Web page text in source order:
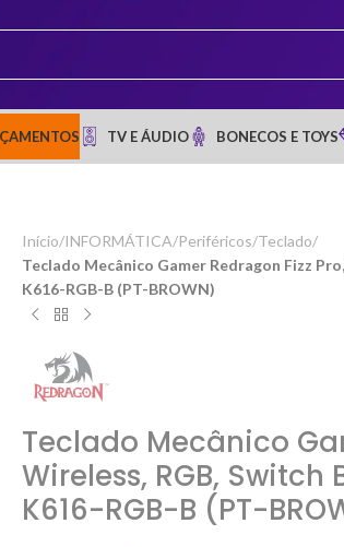
TV E ÁUDIO BONECOS E TOYS
Início/INFORMÁTICA/Periféricos/Teclado/
Teclado Mecânico Gamer Redragon Fizz
K616-RGB-B (PT-BROWN)
Teclado Mecânico
Wireless, RGB, Switch
K616-RGB-B (PT-